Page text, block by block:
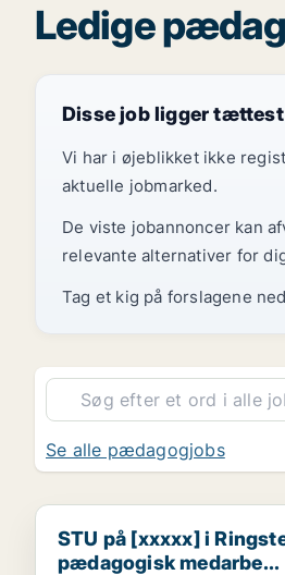
Ledige
Disse job ligger
Vi har i øjeblikket ikke
aktuelle jobmarked.
De viste jobannoncer kan
relevante alternativer for
Tag et kig på forslagene
Se alle pædagogjobs
STU på [xxxxx] i Ringsted
STU på [xxxxx] i
pædagogisk medarbe...